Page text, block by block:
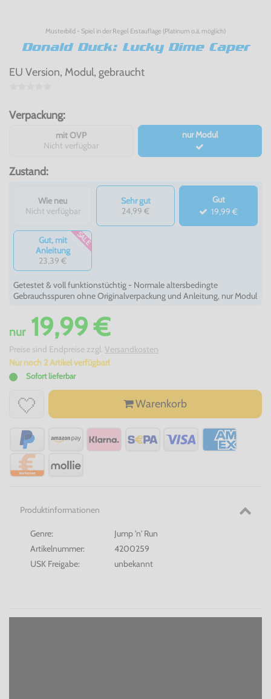
Musterbild - Spiel in der Regel Erstauflage (Platinum o.ä. möglich)
Donald Duck: Lucky Dime Caper
EU Version, Modul, gebraucht
Verpackung:
mit OVP
Nicht verfügbar
nur Modul
Zustand:
Wie neu
Nicht verfügbar
Sehr gut
24,99 €
Gut
19,99 €
Gut, mit
Anleitung
23,39 €
SALE
Getestet & voll funktionstüchtig - Normale altersbedingte
Gebrauchsspuren ohne Originalverpackung und Anleitung, nur Modul
nur19,99 €
Preise sind Endpreise zzgl. Versandkosten
Nur noch 2 Artikel verfügbar!
Sofort lieferbar
Warenkorb
Produktinformationen
Genre:
Jump 'n' Run
Artikelnummer:
4200259
USK Freigabe:
unbekannt